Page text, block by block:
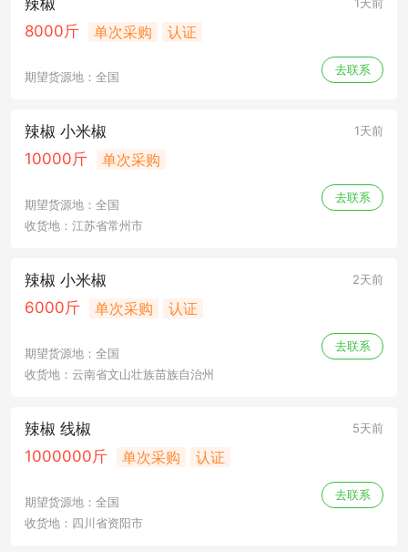
8000斤 单次采购 认证
期望货源地：全国
去联系
辣椒 小米椒 1天前
10000斤 单次采购
期望货源地：全国
去联系
收货地：江苏省常州市
辣椒 小米椒 2天前
6000斤 单次采购 认证
期望货源地：全国
去联系
收货地：云南省文山壮族苗族自治州
辣椒 线椒 5天前
1000000斤 单次采购 认证
期望货源地：全国
去联系
收货地：四川省资阳市